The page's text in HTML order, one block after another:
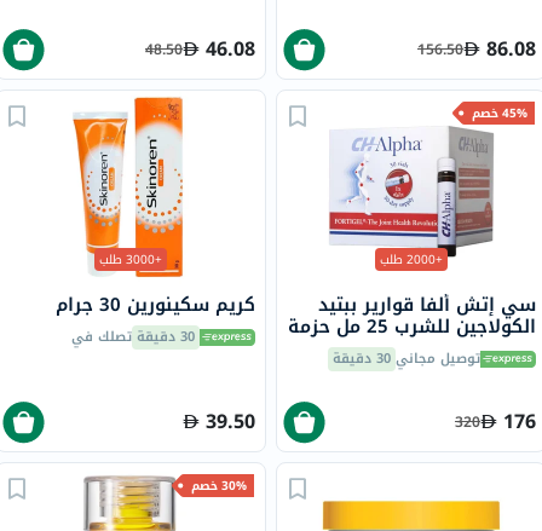
86.08
156.50
46.08
48.50
45% خصم
+2000 طلب
سي إتش ألفا قوارير ببتيد
الكولاجين للشرب 25 مل حزمة
من 30 توصيل مجاني30 دقيقة
176
320
+3000 طلب
كريم سكينورين 30 جرام
30 دقيقة تصلك في
39.50
30% خصم